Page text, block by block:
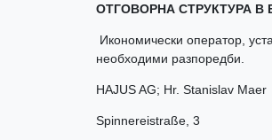
ОТГОВОРНА СТРУКТУРА В
Икономически оператор,
необходими разпоредби.
HAJUS AG; Hr. Stanislav Maer
Spinnereistraße 3